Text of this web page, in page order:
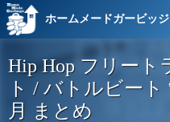
ホームメードガービッジ
Hip Hop フリート
ト / バトルビート
月 まとめ